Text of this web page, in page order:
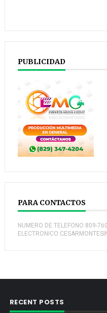
PUBLICIDAD
PARA CONTACTOS
NUMERO DE TELEFONO:809-
RECENT POSTS